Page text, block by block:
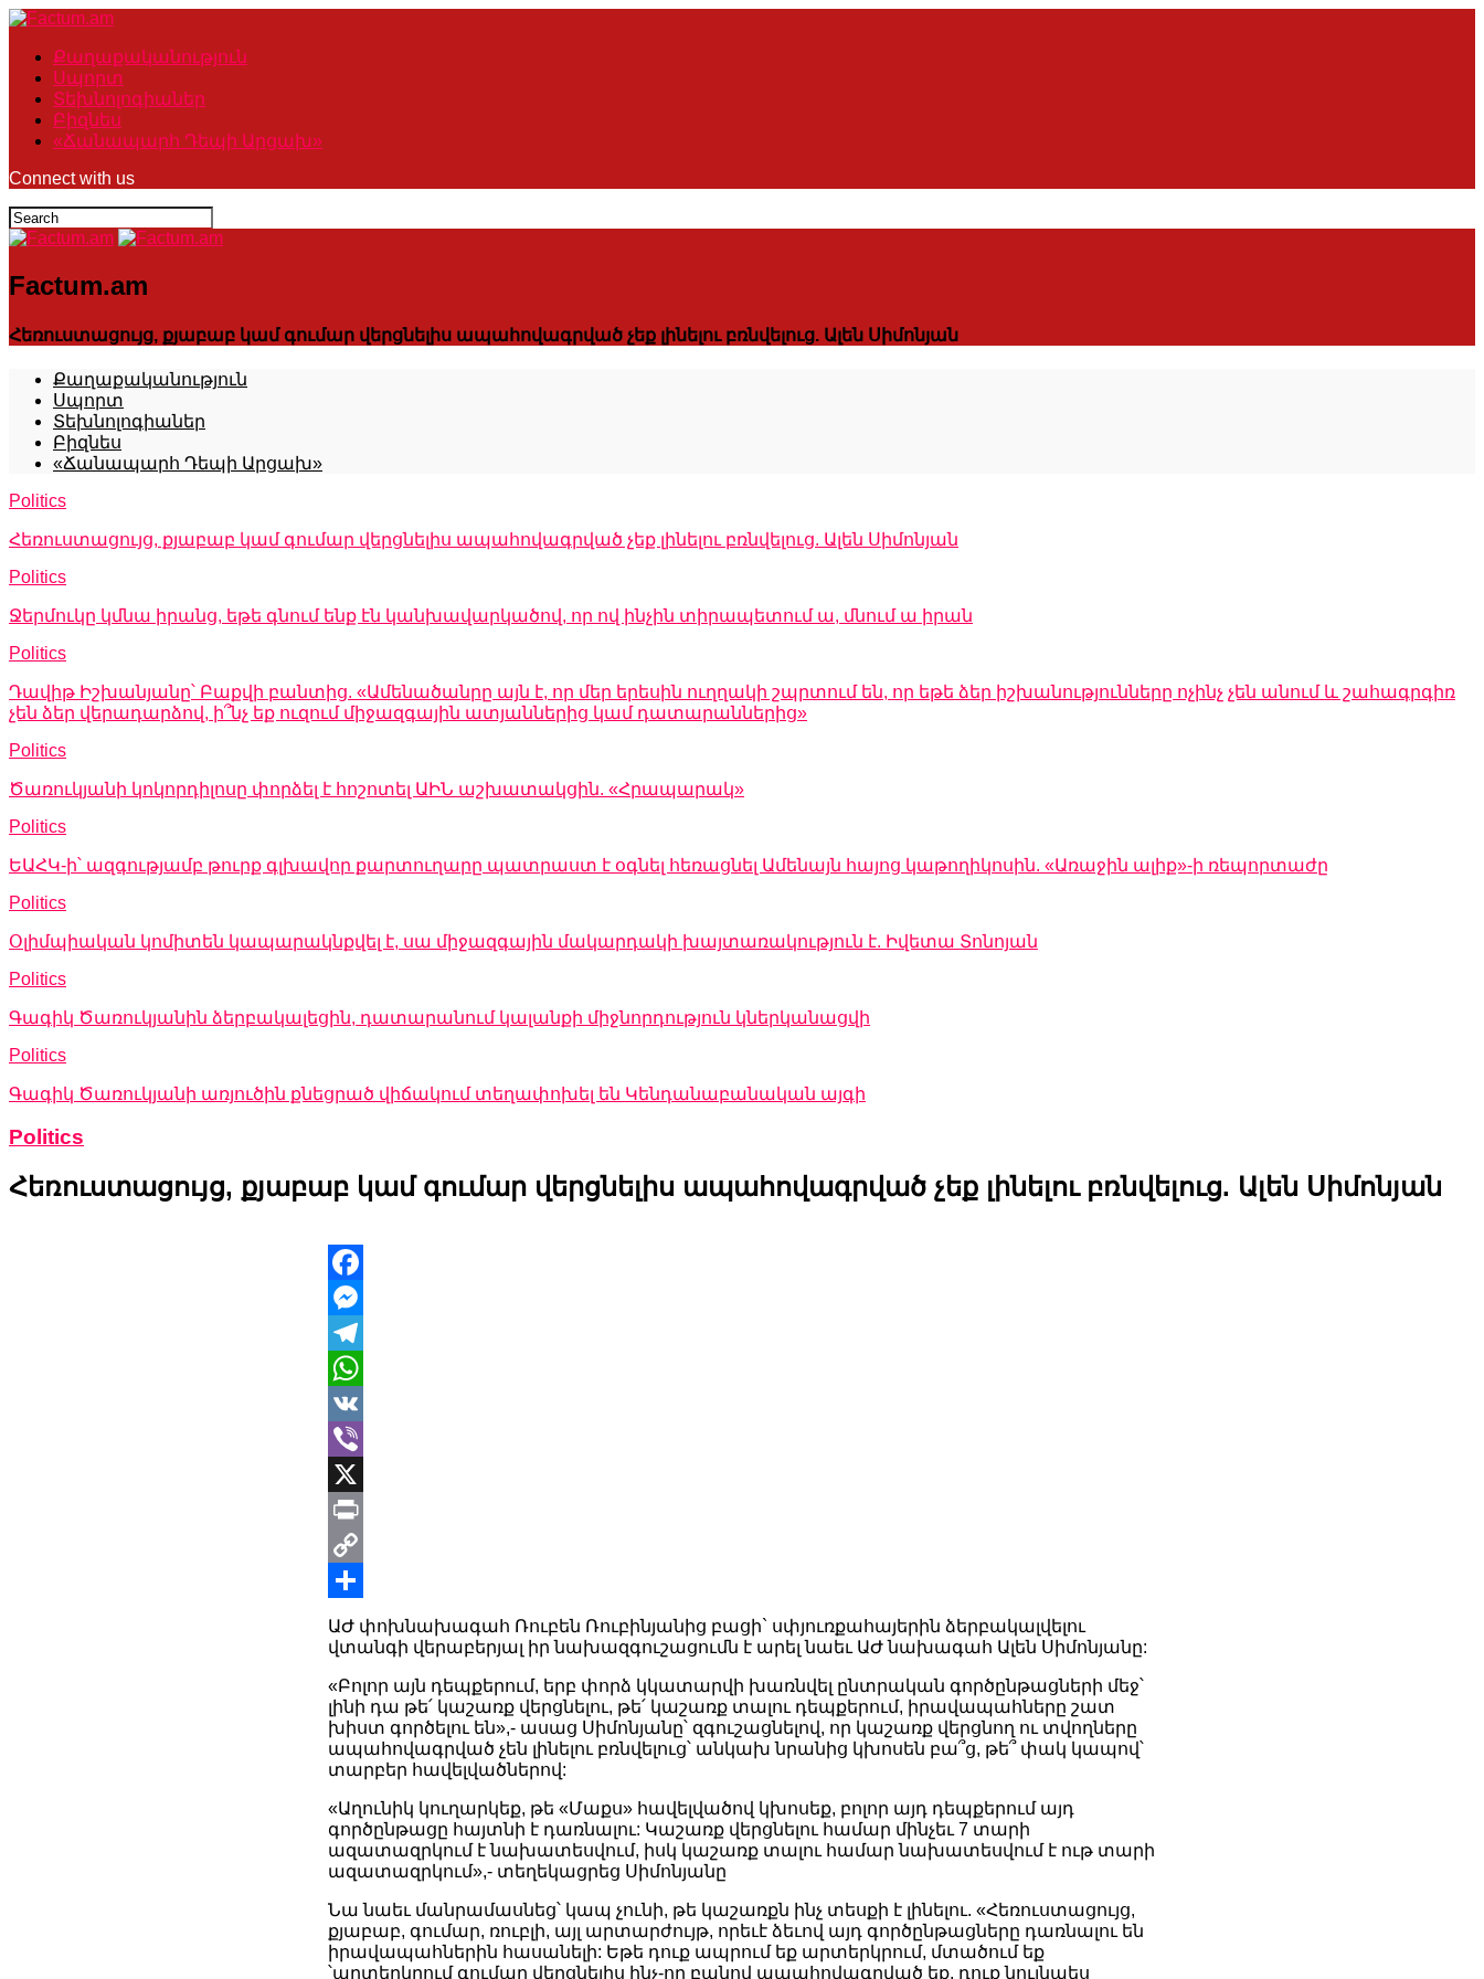
Քաղաքականություն
Սպորտ
Տեխնոլոգիաներ
Բիզնես
«Ճանապարհ Դեպի Արցախ»
Connect with us
Factum.am
Հեռուստացույց, քյաբաբ կամ գումար վերցնելիս ապահովագրված չեք լինելու բռնվելուց. Ալեն Սիմոնյան
Քաղաքականություն
Սպորտ
Տեխնոլոգիաներ
Բիզնես
«Ճանապարհ Դեպի Արցախ»
Politics
Հեռուստացույց, քյաբաբ կամ գումար վերցնելիս ապահովագրված չեք լինելու բռնվելուց. Ալեն Սիմոնյան
Politics
Ջերմուկը կմնա իրանց, եթե գնում ենք էն կանխավարկածով, որ ով ինչին տիրապետում ա, մնում ա իրան
Politics
Դավիթ Իշխանյանը՝ Բաքվի բանտից. «Ամենածանրը այն է, որ մեր երեսին ուղղակի շպրտում են, որ եթե ձեր իշխանությունները ոչինչ չեն անում և շահագրգիռ
չեն ձեր վերադարձով, ի՞նչ եք ուզում միջազգային ատյաններից կամ դատարաններից»
Politics
Ծառուկյանի կոկորդիլոսը փորձել է հոշոտել ԱԻՆ աշխատակցին. «Հրապարակ»
Politics
ԵԱՀԿ-ի՝ ազգությամբ թուրք գլխավոր քարտուղարը պատրաստ է օգնել հեռացնել Ամենայն հայոց կաթողիկոսին. «Առաջին ալիք»-ի ռեպորտաժը
Politics
Օլիմպիական կոմիտեն կապարակնքվել է, սա միջազգային մակարդակի խայտառակություն է. Իվետա Տոնոյան
Politics
Գագիկ Ծառուկյանին ձերբակալեցին, դատարանում կալանքի միջնորդություն կներկանացվի
Politics
Գագիկ Ծառուկյանի առյուծին քնեցրած վիճակում տեղափոխել են Կենդանաբանական այգի
Politics
Հեռուստացույց, քյաբաբ կամ գումար վերցնելիս ապահովագրված չեք լինելու բռնվելուց. Ալեն Սիմոնյան
Facebook
Messenger
Telegram
WhatsApp
VK
Viber
X
Print
Copy
Link
Share
ԱԺ փոխնախագահ Ռուբեն Ռուբինյանից բացի` սփյուռքահայերին ձերբակալվելու
վտանգի վերաբերյալ իր նախազգուշացումն է արել նաեւ ԱԺ նախագահ Ալեն Սիմոնյանը:
«Բոլոր այն դեպքերում, երբ փորձ կկատարվի խառնվել ընտրական գործընթացների մեջ՝
լինի դա թե՛ կաշառք վերցնելու, թե՛ կաշառք տալու դեպքերում, իրավապահները շատ
խիստ գործելու են»,- ասաց Սիմոնյանը՝ զգուշացնելով, որ կաշառք վերցնող ու տվողները
ապահովագրված չեն լինելու բռնվելուց՝ անկախ նրանից կխոսեն բա՞ց, թե՞ փակ կապով՝
տարբեր հավելվածներով:
«Աղունիկ կուղարկեք, թե «Մաքս» հավելվածով կխոսեք, բոլոր այդ դեպքերում այդ
գործընթացը հայտնի է դառնալու: Կաշառք վերցնելու համար մինչեւ 7 տարի
ազատազրկում է նախատեսվում, իսկ կաշառք տալու համար նախատեսվում է ութ տարի
ազատազրկում»,- տեղեկացրեց Սիմոնյանը
Նա նաեւ մանրամասնեց՝ կապ չունի, թե կաշառքն ինչ տեսքի է լինելու. «Հեռուստացույց,
քյաբաբ, գումար, ռուբլի, այլ արտարժույթ, որեւէ ձեւով այդ գործընթացները դառնալու են
իրավապահներին հասանելի: Եթե դուք ապրում եք արտերկրում, մտածում եք
՝արտերկրում գումար վերցնելիս ինչ-որ բանով ապահովագրված եք, դուք նույնպես